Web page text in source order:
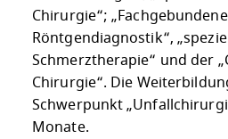
Chirurgie“; „Fachgebundene
Röntgendiagnostik“,
Schmerztherapie“ und der
Chirurgie“. Die
Schwerpunkt
Monate.